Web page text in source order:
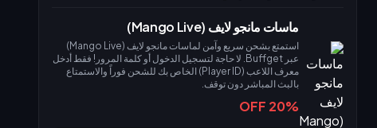
ماسات مانجو لايف (Mango Live)
استمتع بشحن سريع وآمن لماسات مانجو لايف (Mango Live)
عبر Buffget. لا حاجة لتسجيل الدخول أو كلمة المرور! فقط أدخل
معرف اللاعب (Player ID) الخاص بك للشحن فوراً والاستمتاع
بالبث المباشر دون توقف.
20% OFF